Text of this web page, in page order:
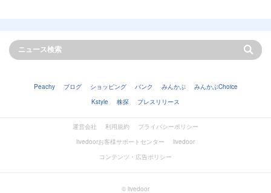
Peachy ブログ ショッピング バンク みんかぶ
みんかぶChoice
Kstyle
株探 プレスリリース
運営会社 利用規約
プライバシーポリシー
livedoorお客様サポートセンター
livedoor
コンテンツ・広告ポリシー
© livedoor